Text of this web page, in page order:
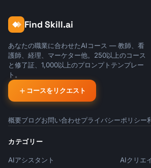
Find Skill.ai
あなたの職業に合わせたAIコース — 教師、看
護師、経理、マーケター他。250以上のコース
と修了証、1,000以上のプロンプトテンプレー
ト。
コースをリクエスト
概要ブログお問い合わせプライバシーポリシー
カテゴリー
AIアシスタント AIクリエ